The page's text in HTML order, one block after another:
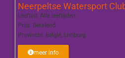
Neerpeltse Watersport
Leeftijd: Alle leeftijden
Prijs: Betalend
Provincie: België Limburg
meer info